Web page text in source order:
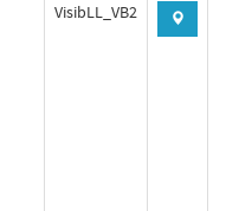
VisibLL_VB2